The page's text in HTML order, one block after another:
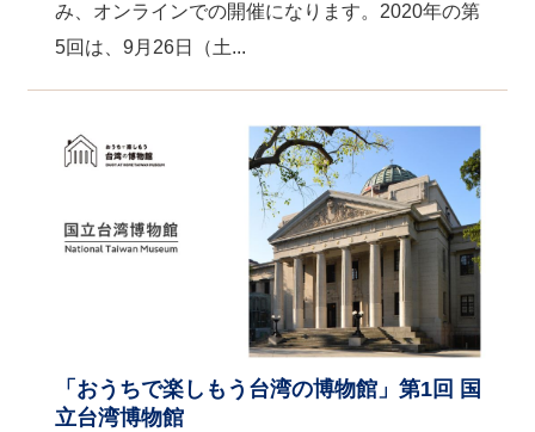
み、オンラインでの開催になります。2020年の第
5回は、9月26日（土...
「おうちで楽しもう台湾の博物館」第1回 国
立台湾博物館